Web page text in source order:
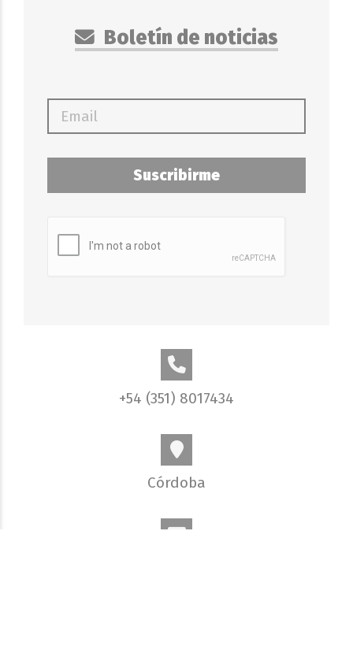
Boletín de noticias
Suscribirme
+54 (351) 8017434
Córdoba